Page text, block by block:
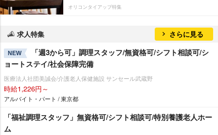
オリコンタイアップ特集
求人特集 さらに見る
NEW
「週3から可」調理スタッフ/無資格可/シフト相談可/シ
ョートステイ/社会保障完備
医療法人社団美誠会/介護老人保健施設 サンセール武蔵野
時給1,226円～
アルバイト・パート / 東京都
「福祉調理スタッフ」無資格可/シフト相談可/特別養護老人ホー
ム